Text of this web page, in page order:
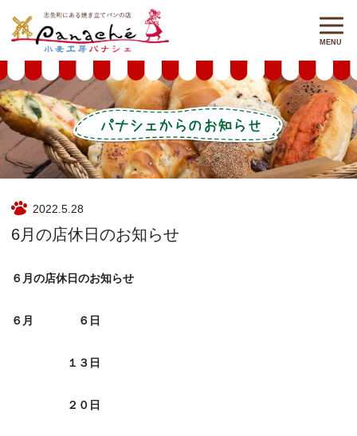
2022.5.28
6月の店休日のお知らせ
６月の店休日のお知らせ
６月 ６日
１３日
２０日